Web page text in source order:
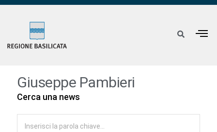
Giuseppe Pambieri
Cerca una news